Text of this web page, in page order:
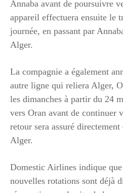
Annaba avant de poursuivre
appareil effectuera ensuite le
journée, en passant par
Alger.
La compagnie a également
autre ligne qui reliera Alger,
les dimanches à partir du 24
vers Oran avant de continuer
retour sera assuré
Alger.
Domestic Airlines indique
nouvelles rotations sont déjà